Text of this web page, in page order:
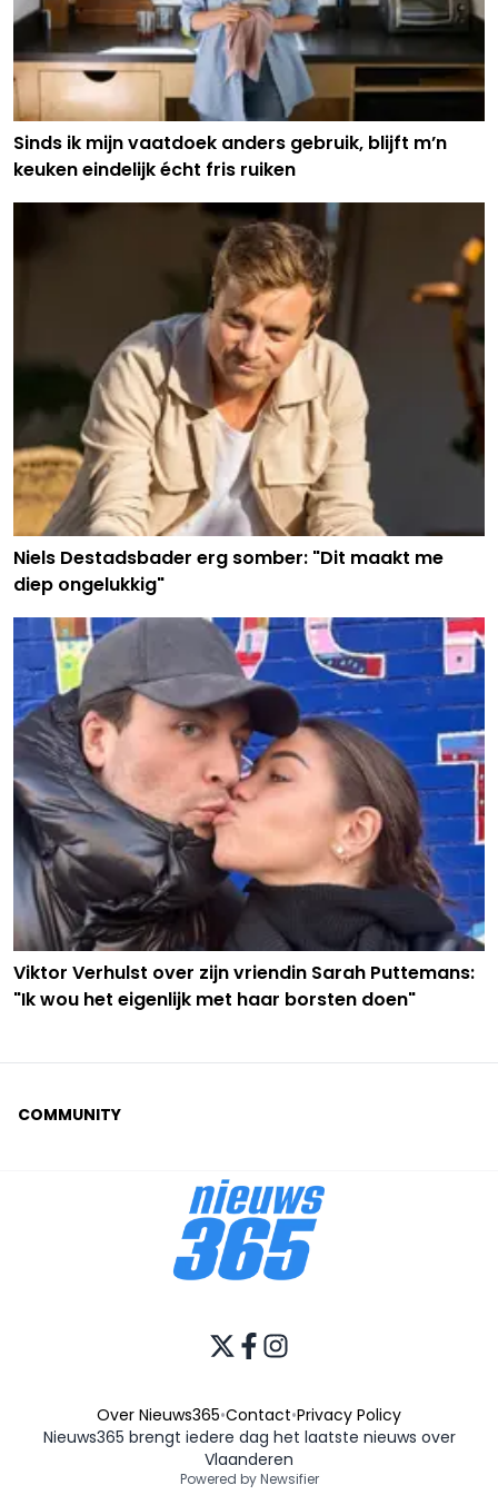
Sinds ik mijn vaatdoek anders gebruik, blijft m’n
keuken eindelijk écht fris ruiken
Niels Destadsbader erg somber: "Dit maakt me
diep ongelukkig"
Viktor Verhulst over zijn vriendin Sarah Puttemans:
"Ik wou het eigenlijk met haar borsten doen"
COMMUNITY
Over Nieuws365•Contact•Privacy Policy
Nieuws365 brengt iedere dag het laatste nieuws over
Vlaanderen
Powered by Newsifier